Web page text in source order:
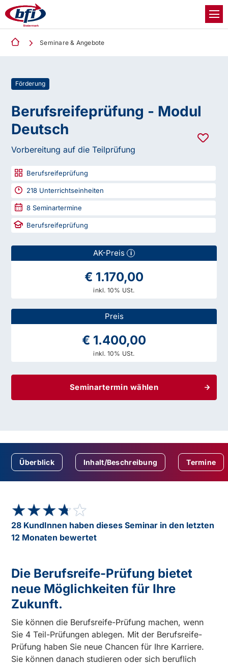
Seminare & Angebote
Förderung
Berufsreifeprüfung - Modul
Deutsch
Vorbereitung auf die Teilprüfung
Berufsreifeprüfung
218 Unterrichtseinheiten
8 Seminartermine
Berufsreifeprüfung
AK-Preis i
€ 1.170,00
inkl. 10% USt.
Preis
€ 1.400,00
inkl. 10% USt.
Seminartermin wählen
Überblick Inhalt/Beschreibung Termine
★★★★★
★★★★★
28 KundInnen haben dieses Seminar in den letzten
12 Monaten bewertet
Die Berufsreife-Prüfung bietet
neue Möglichkeiten für Ihre
Zukunft.
Sie können die Berufsreife-Prüfung machen, wenn
Sie 4 Teil-Prüfungen ablegen. Mit der Berufsreife-
Prüfung haben Sie neue Chancen für Ihre Karriere.
Sie können danach studieren oder sich beruflich